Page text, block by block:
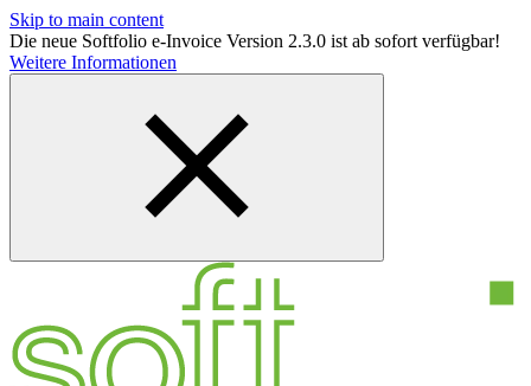
Skip to main content
Die neue Softfolio e-Invoice Version 2.3.0 ist ab sofort verfügbar!
Weitere Informationen